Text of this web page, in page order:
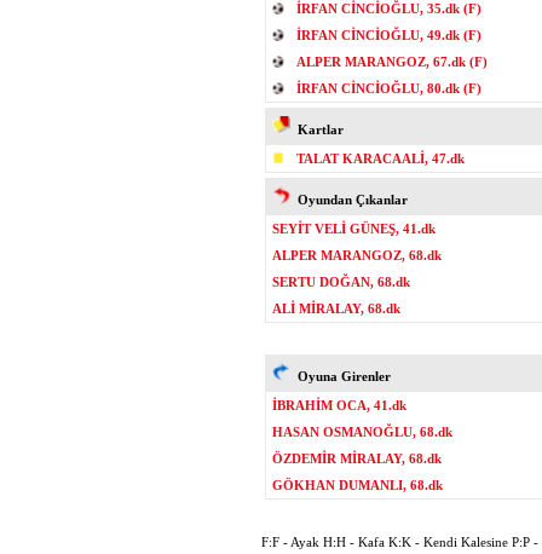
İRFAN CİNCİOĞLU, 35.dk (F)
İRFAN CİNCİOĞLU, 49.dk (F)
ALPER MARANGOZ, 67.dk (F)
İRFAN CİNCİOĞLU, 80.dk (F)
Kartlar
TALAT KARACAALİ, 47.dk
Oyundan Çıkanlar
SEYİT VELİ GÜNEŞ, 41.dk
ALPER MARANGOZ, 68.dk
SERTU DOĞAN, 68.dk
ALİ MİRALAY, 68.dk
Oyuna Girenler
İBRAHİM OCA, 41.dk
HASAN OSMANOĞLU, 68.dk
ÖZDEMİR MİRALAY, 68.dk
GÖKHAN DUMANLI, 68.dk
F:F - Ayak H:H - Kafa K:K - Kendi Kalesine P:P -